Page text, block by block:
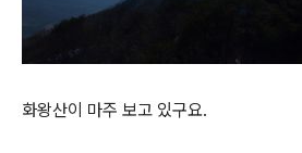
화왕산이 마주 보고 있구요.